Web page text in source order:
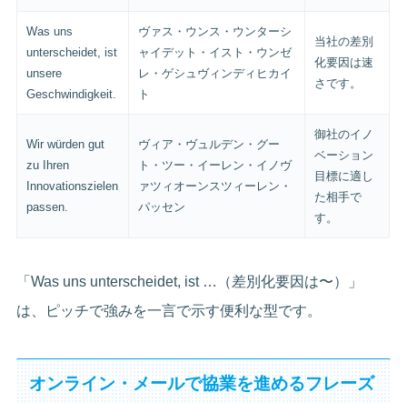
Was uns
unterscheidet, ist
unsere
Geschwindigkeit.
ヴァス・ウンス・ウンターシ
ャイデット・イスト・ウンゼ
レ・ゲシュヴィンディヒカイ
ト
当社の差別
化要因は速
さです。
Wir würden gut
zu Ihren
Innovationszielen
passen.
ヴィア・ヴュルデン・グー
ト・ツー・イーレン・イノヴ
ァツィオーンスツィーレン・
パッセン
御社のイノ
ベーション
目標に適し
た相手で
す。
「Was uns unterscheidet, ist …（差別化要因は〜）」
は、ピッチで強みを一言で示す便利な型です。
オンライン・メールで協業を進めるフレーズ